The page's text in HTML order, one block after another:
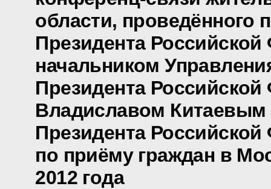
области, проведённого
Президента
начальником
Президента
Владиславом
Президента
по приёму граждан в
2012 года